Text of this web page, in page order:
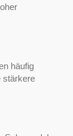
häufig
stärkere